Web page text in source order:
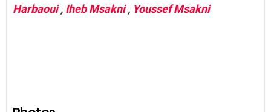
Harbaoui, Iheb Msakni, Youssef Msakni